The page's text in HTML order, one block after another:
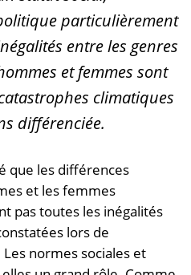
particulièrement
entre les genres
et femmes sont
climatiques
différenciée.
que les différences
et les femmes
pas toutes les inégalités
lors de
normes sociales et